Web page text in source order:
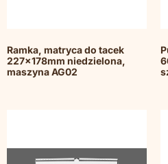
Ramka, matryca do tacek
227x178mm niedzielona,
maszyna AG02